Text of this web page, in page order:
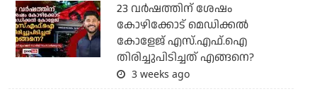
23 വർഷത്തിന് ശേഷം
കോഴിക്കോട് മെഡിക്കൽ
കോളേജ് എസ്.എഫ്.ഐ
തിരിച്ചുപിടിച്ചത് എങ്ങനെ?
3 weeks ago